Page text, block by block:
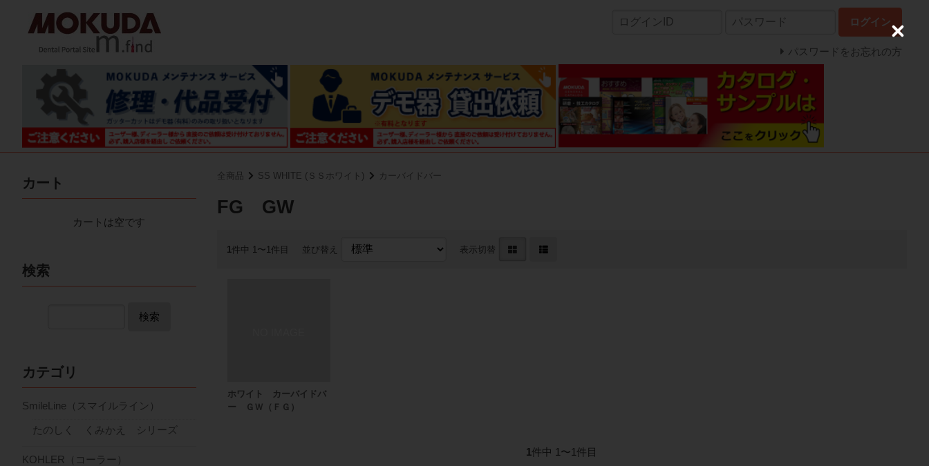
ログイン
パスワードをお忘れの方
全商品 SS WHITE (ＳＳホワイト) カーバイドバー
FG GW
1件中 1〜1件目 並び替え 表示切替
ホワイト カーバイドバ
ー ＧＷ（ＦＧ）
1件中 1〜1件目
カート
カートは空です
検索
検索
カテゴリ
SmileLine（スマイルライン）
たのしく くみかえ シリーズ
KOHLER（コーラー）
C
l